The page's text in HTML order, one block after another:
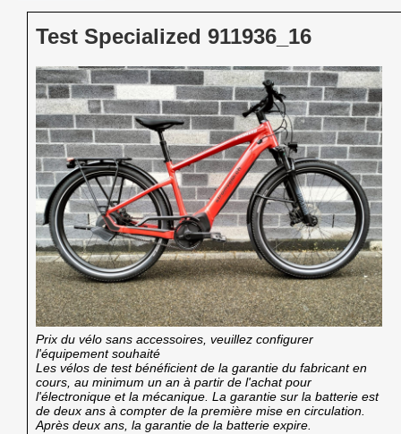
Test Specialized 911936_16
Prix du vélo sans accessoires, veuillez configurer
l'équipement souhaité
Les vélos de test bénéficient de la garantie du fabricant en
cours, au minimum un an à partir de l'achat pour
l'électronique et la mécanique. La garantie sur la batterie est
de deux ans à compter de la première mise en circulation.
Après deux ans, la garantie de la batterie expire.